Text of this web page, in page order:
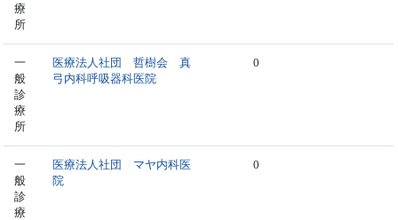
療
所
一
般
診
療
所
医療法人社団 哲樹会 真
弓内科呼吸器科医院
0
一
般
診
療
医療法人社団 マヤ内科医
院
0